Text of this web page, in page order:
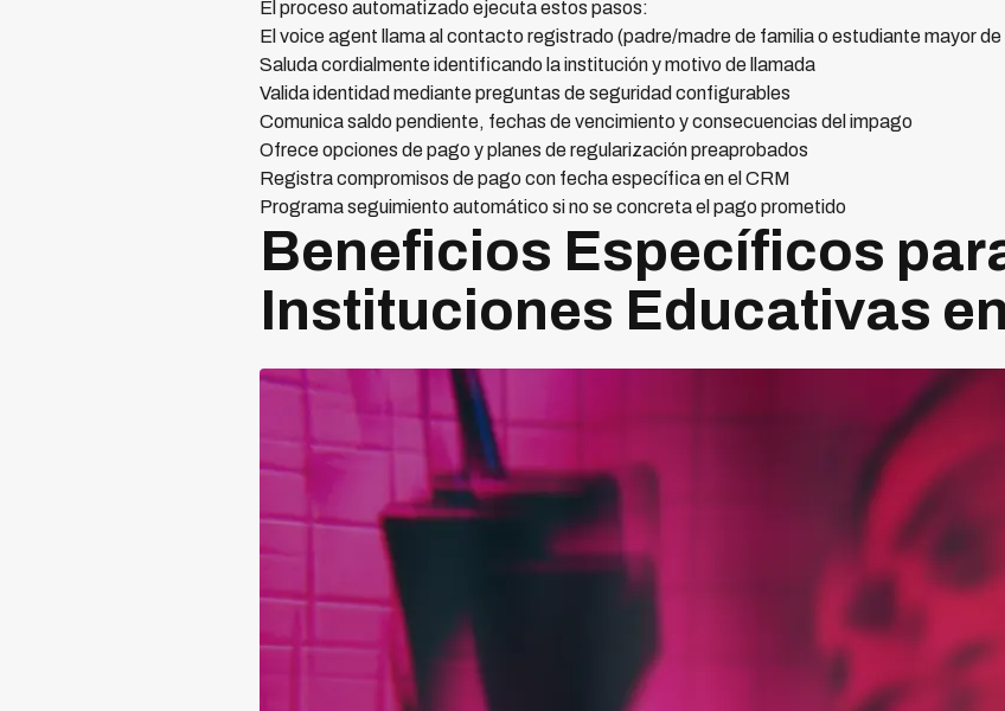
El proceso automatizado ejecuta estos pasos:
El voice agent llama al contacto registrado (padre/madre de familia o estudiante mayor
Saluda cordialmente identificando la institución y motivo de llamada
Valida identidad mediante preguntas de seguridad configurables
Comunica saldo pendiente, fechas de vencimiento y consecuencias del impago
Ofrece opciones de pago y planes de regularización preaprobados
Registra compromisos de pago con fecha específica en el CRM
Programa seguimiento automático si no se concreta el pago prometido
Beneficios Específicos
Instituciones Educativas